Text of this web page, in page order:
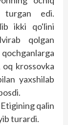
turgan edi.
ikki qo'lini
qolgan
krossovka
yaxshilab
qalin
turardi.